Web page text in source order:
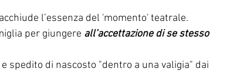
l’essenza del 'momento' teatrale.
per giungere all’accettazione di se stesso
spedito di nascosto "dentro a una valigia" dai